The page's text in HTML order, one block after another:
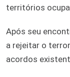
territórios
Após seu
a rejeitar o
acordos